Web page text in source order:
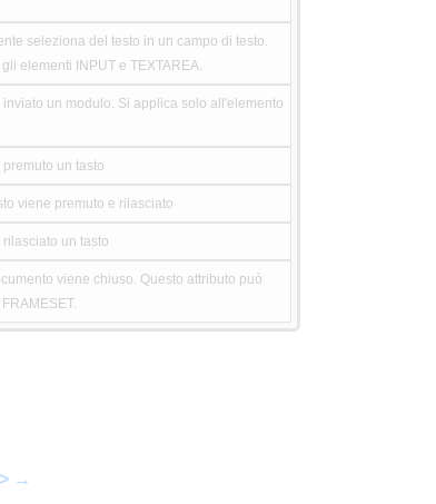
seleziona del testo in un campo di testo.
elementi INPUT e TEXTAREA.
un modulo. Si applica solo all'elemento
un tasto
viene premuto e rilasciato
un tasto
viene chiuso. Questo attributo può
→